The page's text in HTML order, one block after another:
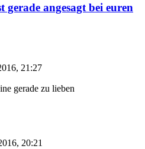
gerade angesagt bei euren
21:27
gerade zu lieben
20:21